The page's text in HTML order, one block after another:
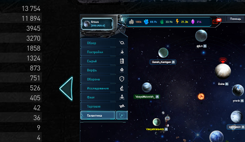
13 754
11 894
3945
3270
1858
1324
873
751
526
405
42
36
9
4